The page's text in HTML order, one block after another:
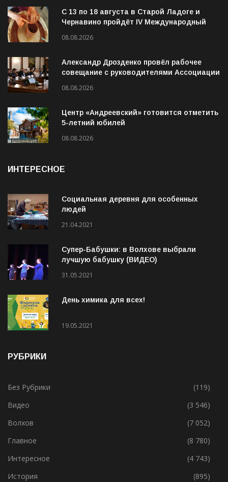
С 13 по 18 августа в Старой Ладоге и
Чернавино пройдёт IV Международный
08.08.2026
Александр Дрозденко провёл рабочее
совещание с руководителями Ассоциации
08.08.2026
Центр «Андреевский» готовится отметить
5-летний юбилей
08.08.2026
ИНТЕРЕСНОЕ
Социальная деревня для особенных
людей
21.04.2021
Супер-Бабушки: в Волхове выбрали
лучшую бабушку (ВИДЕО)
31.05.2021
День химика для всех!
19.05.2021
РУБРИКИ
Без Рубрики
(119)
Видео
(3 546)
Волхов
(7 052)
Главное
(8 780)
Интересное
(4 743)
История
(895)